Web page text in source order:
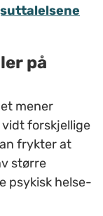
på
mener
vidt forskjellige
frykter at
større
psykisk helse-